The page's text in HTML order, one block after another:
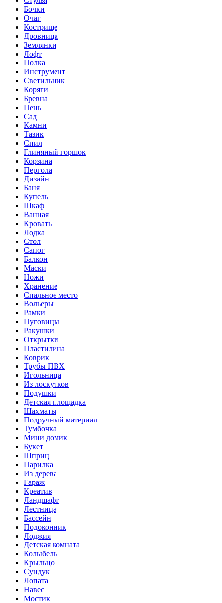
Бочки
Очаг
Кострище
Дровница
Землянки
Лофт
Полка
Инструмент
Светильник
Коряги
Бревна
Пень
Сад
Камни
Тазик
Спил
Глиняный горшок
Корзина
Пергола
Дизайн
Баня
Купель
Шкаф
Ванная
Кровать
Лодка
Стол
Сапог
Балкон
Маски
Ножи
Хранение
Спальное место
Вольеры
Рамки
Пуговицы
Ракушки
Открытки
Пластилина
Коврик
Трубы ПВХ
Игольница
Из лоскутков
Подушки
Детская площадка
Шахматы
Подручный материал
Тумбочка
Мини домик
Букет
Шприц
Парилка
Из дерева
Гараж
Креатив
Ландшафт
Лестница
Бассейн
Подоконник
Лоджия
Детская комната
Колыбель
Крыльцо
Сундук
Лопата
Навес
Мостик